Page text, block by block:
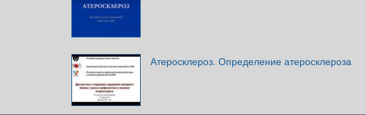
Атеросклероз. Определение атеросклероза